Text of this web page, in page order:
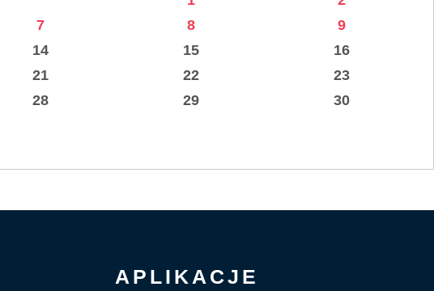
7 8
9
14 15
16
21 22
23
28 29
30
APLIKACJE